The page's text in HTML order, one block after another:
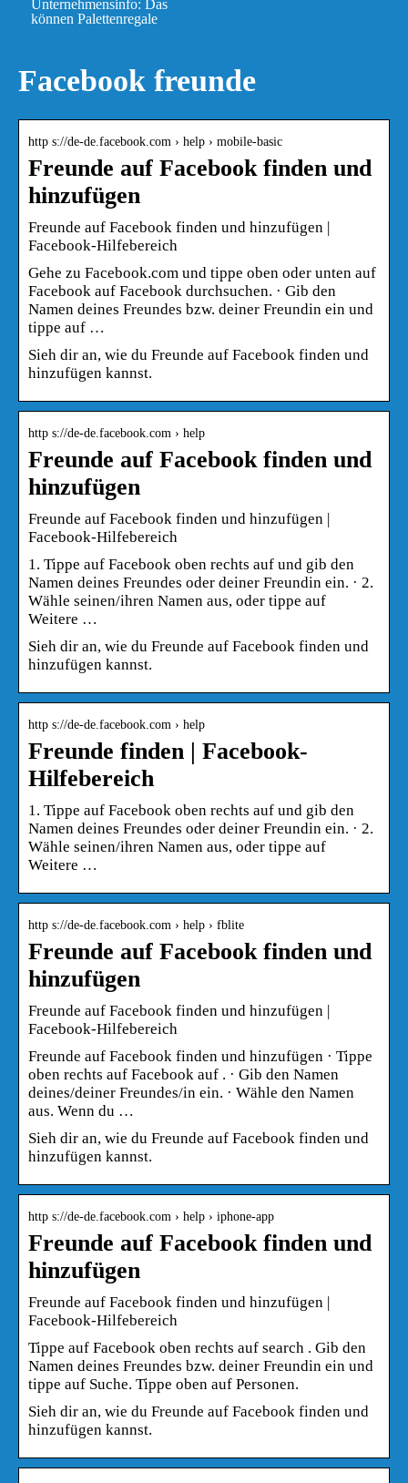
Unternehmensinfo: Das
können Palettenregale
Facebook freunde
http s://de-de.facebook.com › help › mobile-basic
Freunde auf Facebook finden und
hinzufügen
Freunde auf Facebook finden und hinzufügen |
Facebook-Hilfebereich
Gehe zu Facebook.com und tippe oben oder unten auf
Facebook auf Facebook durchsuchen. · Gib den
Namen deines Freundes bzw. deiner Freundin ein und
tippe auf …
Sieh dir an, wie du Freunde auf Facebook finden und
hinzufügen kannst.
http s://de-de.facebook.com › help
Freunde auf Facebook finden und
hinzufügen
Freunde auf Facebook finden und hinzufügen |
Facebook-Hilfebereich
1. Tippe auf Facebook oben rechts auf und gib den
Namen deines Freundes oder deiner Freundin ein. · 2.
Wähle seinen/ihren Namen aus, oder tippe auf
Weitere …
Sieh dir an, wie du Freunde auf Facebook finden und
hinzufügen kannst.
http s://de-de.facebook.com › help
Freunde finden | Facebook-
Hilfebereich
1. Tippe auf Facebook oben rechts auf und gib den
Namen deines Freundes oder deiner Freundin ein. · 2.
Wähle seinen/ihren Namen aus, oder tippe auf
Weitere …
http s://de-de.facebook.com › help › fblite
Freunde auf Facebook finden und
hinzufügen
Freunde auf Facebook finden und hinzufügen |
Facebook-Hilfebereich
Freunde auf Facebook finden und hinzufügen · Tippe
oben rechts auf Facebook auf . · Gib den Namen
deines/deiner Freundes/in ein. · Wähle den Namen
aus. Wenn du …
Sieh dir an, wie du Freunde auf Facebook finden und
hinzufügen kannst.
http s://de-de.facebook.com › help › iphone-app
Freunde auf Facebook finden und
hinzufügen
Freunde auf Facebook finden und hinzufügen |
Facebook-Hilfebereich
Tippe auf Facebook oben rechts auf search . Gib den
Namen deines Freundes bzw. deiner Freundin ein und
tippe auf Suche. Tippe oben auf Personen.
Sieh dir an, wie du Freunde auf Facebook finden und
hinzufügen kannst.